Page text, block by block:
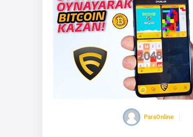
ParaOnline